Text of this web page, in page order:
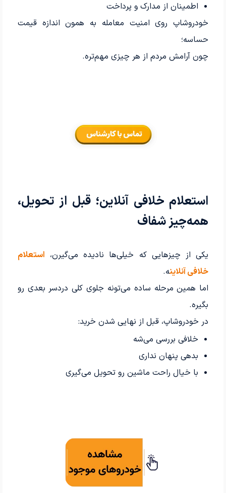
اطمینان از مدارک و پرداخت
خودروشاپ روی امنیت معامله به همون اندازه قیمت
حساسه؛
چون آرامش مردم از هر چیزی مهم‌تره.
استعلام خلافی آنلاین؛ قبل از تحویل،
همه‌چیز شفاف
یکی از چیزهایی که خیلی‌ها نادیده می‌گیرن، استعلام
خلافی آنلاینه.
اما همین مرحله ساده می‌تونه جلوی کلی دردسر بعدی رو
بگیره.
در خودروشاپ، قبل از نهایی شدن خرید:
خلافی بررسی می‌شه
بدهی پنهان نداری
با خیال راحت ماشین رو تحویل می‌گیری